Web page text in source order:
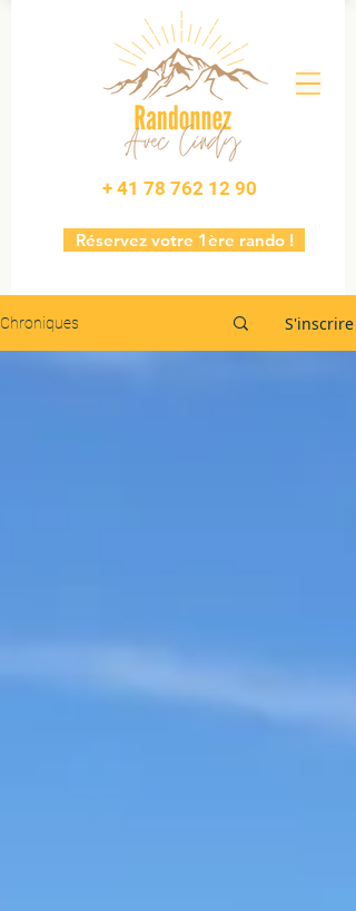
+ 41 78 762 12 90
Réservez votre 1ère rando !
Chroniques S'inscrire